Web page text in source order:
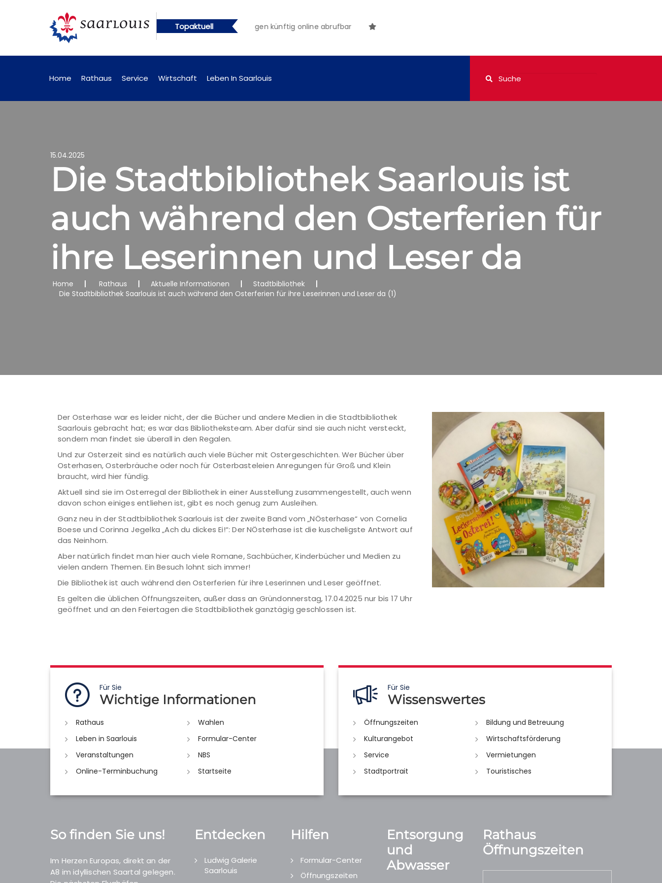
Topaktuell
künftig online abrufbar Öffentliche Bekanntmachungen künftig online abrufbar
Home Rathaus Service Wirtschaft Leben In Saarlouis
15.04.2025
Die Stadtbibliothek Saarlouis ist
auch während den Osterferien für
ihre Leserinnen und Leser da
Home Rathaus Aktuelle Informationen
Stadtbibliothek
Die Stadtbibliothek Saarlouis ist auch während den Osterferien für ihre Leserinnen und Leser da (1)
Der Osterhase war es leider nicht, der die Bücher und andere Medien in die Stadtbibliothek
Saarlouis gebracht hat; es war das Bibliotheksteam. Aber dafür sind sie auch nicht versteckt,
sondern man findet sie überall in den Regalen.
Und zur Osterzeit sind es natürlich auch viele Bücher mit Ostergeschichten. Wer Bücher über
Osterhasen, Osterbräuche oder noch für Osterbasteleien Anregungen für Groß und Klein
braucht, wird hier fündig.
Aktuell sind sie im Osterregal der Bibliothek in einer Ausstellung zusammengestellt, auch wenn
davon schon einiges entliehen ist, gibt es noch genug zum Ausleihen.
Ganz neu in der Stadtbibliothek Saarlouis ist der zweite Band vom „NÖsterhase“ von Cornelia
Boese und Corinna Jegelka „Ach du dickes Ei!“: Der NÖsterhase ist die kuscheligste Antwort auf
das Neinhorn.
Aber natürlich findet man hier auch viele Romane, Sachbücher, Kinderbücher und Medien zu
vielen andern Themen. Ein Besuch lohnt sich immer!
Die Bibliothek ist auch während den Osterferien für ihre Leserinnen und Leser geöffnet.
Es gelten die üblichen Öffnungszeiten, außer dass an Gründonnerstag, 17.04.2025 nur bis 17 Uhr
geöffnet und an den Feiertagen die Stadtbibliothek ganztägig geschlossen ist.
Für Sie
Wichtige Informationen
Rathaus
Wahlen
Leben in Saarlouis
Formular-Center
Veranstaltungen
NBS
Online-Terminbuchung
Startseite
Für Sie
Wissenswertes
Öffnungszeiten
Bildung und Betreuung
Kulturangebot
Wirtschaftsförderung
Service
Vermietungen
Stadtportrait
Touristisches
So finden Sie uns!
Im Herzen Europas, direkt an der
A8 im idyllischen Saartal gelegen.
Entdecken
Ludwig Galerie
Saarlouis
Hilfen
Formular-Center
Öffnungszeiten
Entsorgung
und
Abwasser
Rathaus
Öffnungszeiten